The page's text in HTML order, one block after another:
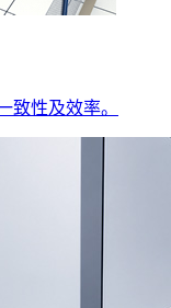
致性及效率。